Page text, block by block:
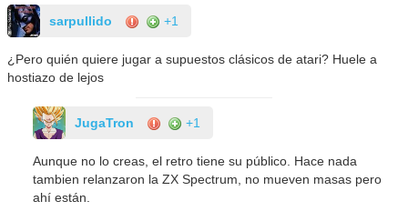
sarpullido +1
¿Pero quién quiere jugar a supuestos clásicos de atari? Huele a
hostiazo de lejos
JugaTron +1
Aunque no lo creas, el retro tiene su público. Hace nada
tambien relanzaron la ZX Spectrum, no mueven masas pero
ahí están.